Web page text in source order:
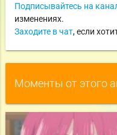
Подписывайтесь на
изменениях.
Заходите в чат, если
Моменты от этого